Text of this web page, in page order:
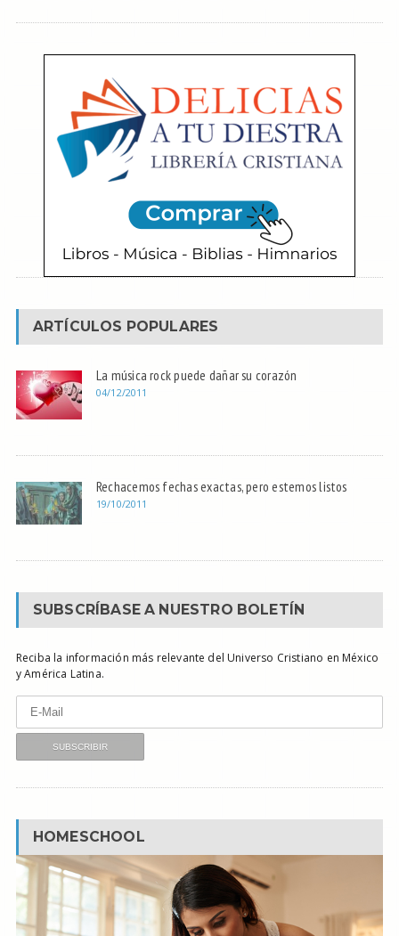
ARTÍCULOS POPULARES
La música rock puede dañar su corazón
04/12/2011
Rechacemos fechas exactas, pero estemos listos
19/10/2011
SUBSCRÍBASE A NUESTRO BOLETÍN
Reciba la información más relevante del Universo Cristiano en México
y América Latina.
HOMESCHOOL